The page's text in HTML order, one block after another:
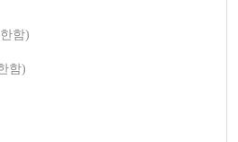
함)
함)